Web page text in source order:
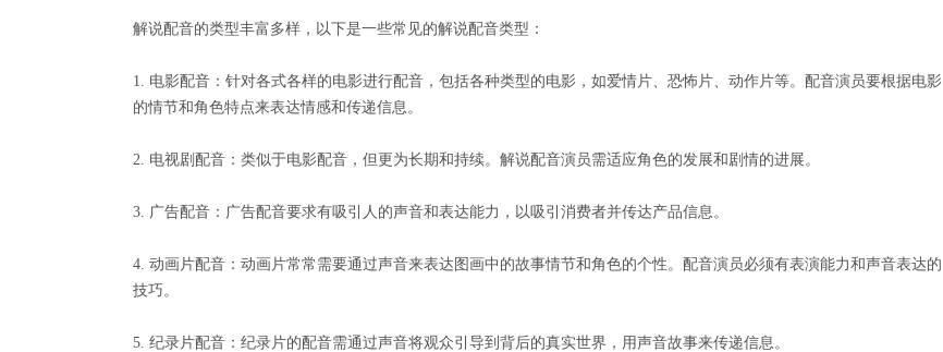
解说配音的类型丰富多样，以下是一些常见的解说配音类型：
1. 电影配音：针对各式各样的电影进行配音，包括各种类型的电影，如爱情片、恐怖片、动作片等。配音演员要根据电影
的情节和角色特点来表达情感和传递信息。
2. 电视剧配音：类似于电影配音，但更为长期和持续。解说配音演员需适应角色的发展和剧情的进展。
3. 广告配音：广告配音要求有吸引人的声音和表达能力，以吸引消费者并传达产品信息。
4. 动画片配音：动画片常常需要通过声音来表达图画中的故事情节和角色的个性。配音演员必须有表演能力和声音表达的
技巧。
5. 纪录片配音：纪录片的配音需通过声音将观众引导到背后的真实世界，用声音故事来传递信息。